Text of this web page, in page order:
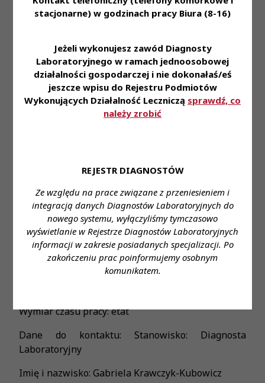
stacjonarne) w godzinach pracy Biura (8-16)
Jeżeli wykonujesz zawód Diagnosty
Laboratoryjnego w ramach jednoosobowej
działalności gospodarczej i nie dokonałaś/eś
jeszcze wpisu do Rejestru Podmiotów
Wykonujących Działalność Leczniczą sprawdź, co
należy zrobić
REJESTR DIAGNOSTÓW
Ze względu na prace związane z przeniesieniem i
integracją danych Diagnostów Laboratoryjnych do
nowego systemu, wyłączyliśmy tymczasowo
wyświetlanie w Rejestrze Diagnostów Laboratoryjnych
informacji w zakresie posiadanych specjalizacji. Po
zakończeniu prac poinformujemy osobnym
komunikatem.
Pracują w laboratoriach z najnowszą technologią. •
Mają możliwość otworzenia i dofinansowania
karty multisport, karty medicoversport, opieki
medycznej, grupowego ubezpieczenia, zniżek na
badania laboratoryjne, kursów językowych on-line.
• Biorą udział w rekrutacjach wewnętrznych i
programie poleceń pracowniczych.
https://system.erecruiter.pl/FormTemplates/
WebID=1248bfc6187d47f0be153ade4a10881c
Miejsce zatrudnienia: ul. Peowiaków 1, Zamość
Wymagane wykształcenie: wyższe
Proponowane wynagrodzenie: gwarantowane
ustawowe wynagrodzenie
Wymiar czasu pracy: etat
Dane do kontaktu: Stanowisko: Diagnosta
Laboratoryjny
Imię i nazwisko: Gabriela Krawczyk-Kubowicz